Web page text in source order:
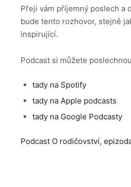
Přeji vám příjemný poslech a
bude tento rozhovor, stejně
inspirující.
Podcast si můžete
tady na Spotify
tady na Apple podcasts
tady na Google Podcasty
Podcast O rodičovství,